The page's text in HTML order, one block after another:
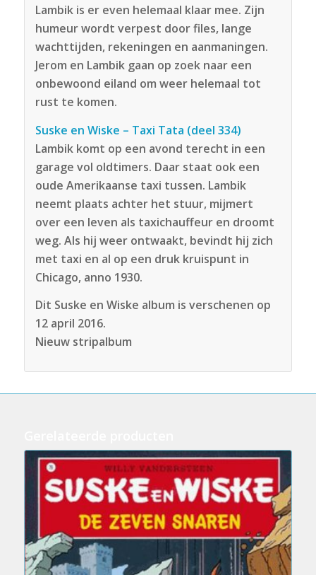
Lambik is er even helemaal klaar mee. Zijn
humeur wordt verpest door files, lange
wachttijden, rekeningen en aanmaningen.
Jerom en Lambik gaan op zoek naar een
onbewoond eiland om weer helemaal tot
rust te komen.
Suske en Wiske – Taxi Tata (deel 334)
Lambik komt op een avond terecht in een
garage vol oldtimers. Daar staat ook een
oude Ameri­kaanse taxi tussen. Lambik
neemt plaats achter het stuur, mijmert
over een leven als taxichauffeur en droomt
weg. Als hij weer ontwaakt, bevindt hij zich
met taxi en al op een druk kruispunt in
Chicago, anno 1930.
Dit Suske en Wiske album is verschenen op
12 april 2016.
Nieuw stripalbum